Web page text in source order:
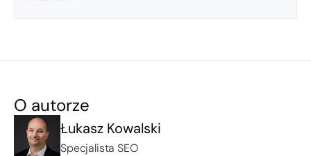
O autorze
Łukasz Kowalski
Specjalista SEO